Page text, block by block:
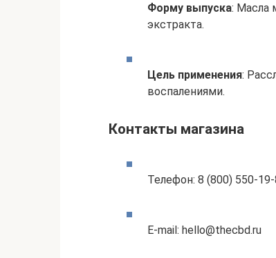
Форму выпуска: Масла
экстракта.
Цель применения:
воспалениями.
Контакты магазина
Телефон: 8 (800) 550-
E-mail: hello@thecbd.ru